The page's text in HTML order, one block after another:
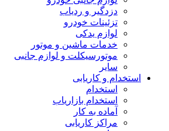
دزدگیر و ردیاب
تزئینات خودرو
لوازم یدکی
خدمات ماشین و موتور
موتورسیکلت و لوازم جانبی
سایر
استخدام و کاریابی
استخدام
استخدام بازاریاب
آماده به کار
مراکز کاریابی